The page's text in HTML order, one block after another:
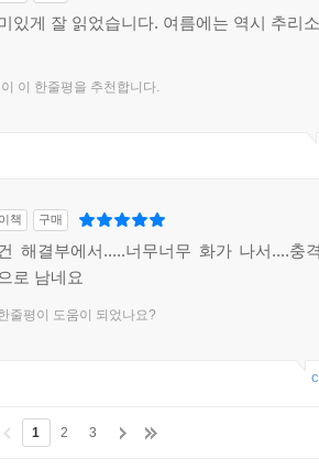
있게 잘 읽었습니다. 여름에는 역시 추리
이 이 한줄평을 추천합니다.
책 구매
해결부에서.....너무너무 화가 나서....충
로 남네요
줄평이 도움이 되었나요?
1 2 3